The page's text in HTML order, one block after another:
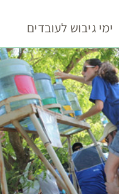
ימי גיבוש לעובדים